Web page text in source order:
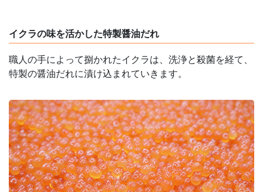
イクラの味を活かした特製醤油だれ
職人の手によって捌かれたイクラは、洗浄と殺菌を経て、
特製の醤油だれに漬け込まれていきます。